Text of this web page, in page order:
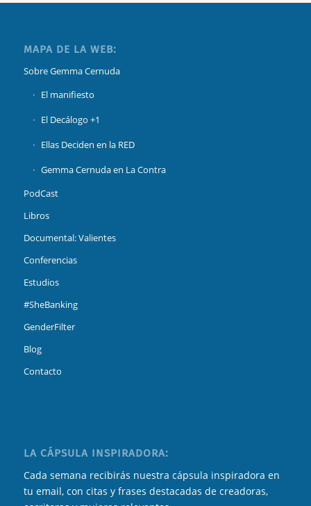
MAPA DE LA WEB:
Sobre Gemma Cernuda
El manifiesto
El Decálogo +1
Ellas Deciden en la RED
Gemma Cernuda en La Contra
PodCast
Libros
Documental: Valientes
Conferencias
Estudios
#SheBanking
GenderFilter
Blog
Contacto
LA CÁPSULA INSPIRADORA:
Cada semana recibirás nuestra cápsula inspiradora en
tu email, con citas y frases destacadas de creadoras,